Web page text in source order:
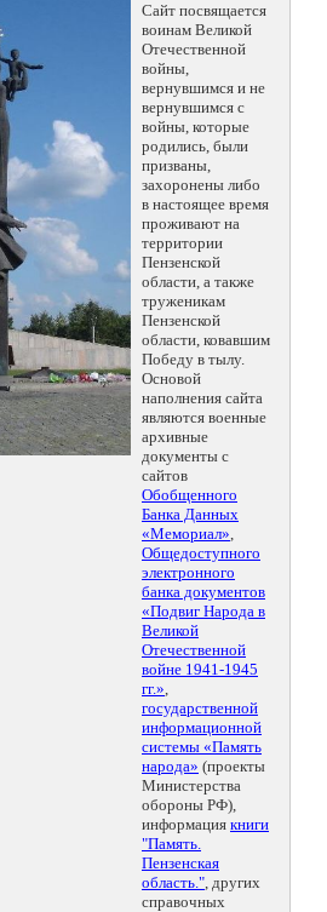
Сайт посвящается
воинам Великой
Отечественной
войны,
вернувшимся и не
вернувшимся с
войны, которые
родились, были
призваны,
захоронены либо
в настоящее время
проживают на
территории
Пензенской
области, а также
труженикам
Пензенской
области, ковавшим
Победу в тылу.
Основой
наполнения сайта
являются военные
архивные
документы с
сайтов
Обобщенного
Банка Данных
«Мемориал»,
Общедоступного
электронного
банка документов
«Подвиг Народа в
Великой
Отечественной
войне 1941-1945
гг.»,
государственной
информационной
системы «Память
народа» (проекты
Министерства
обороны РФ),
информация книги
"Память.
Пензенская
область.", других
справочных